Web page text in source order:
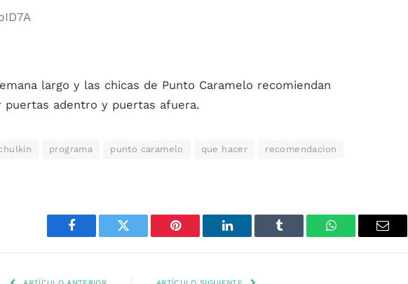
largo y las chicas de Punto Caramelo recomiendan
puertas adentro y puertas afuera.
programa punto caramelo que hacer recomendacion
Facebook Twitter Pinterest LinkedIn Tumblr WhatsAppEmail